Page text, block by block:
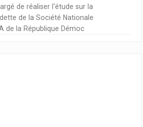
de réaliser l'étude sur la
de la Société Nationale
de la République Démoc